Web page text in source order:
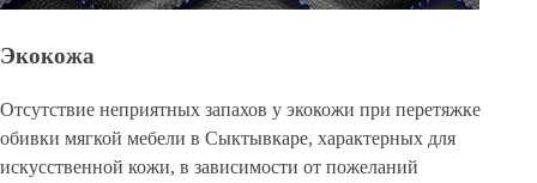
Экокожа
Отсутствие неприятных запахов у экокожи при перетяжке
обивки мягкой мебели в Сыктывкаре, характерных для
искусственной кожи, в зависимости от пожеланий